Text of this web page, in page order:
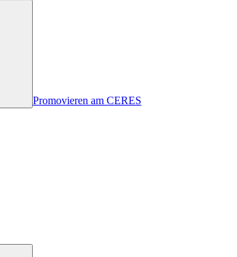
Promovieren am CERES